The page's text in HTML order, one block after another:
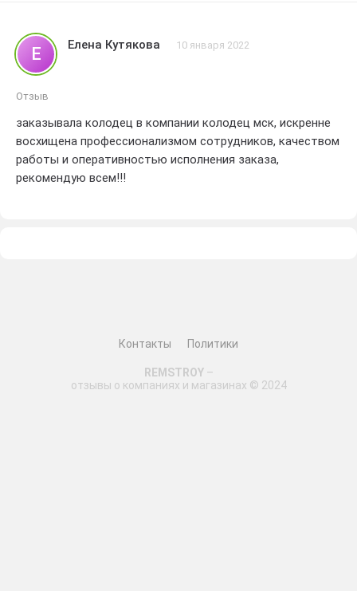
компанию своим друзьям и знакомым.Огромное спасибо
за отличную работу! Вас заслуженно оцениваю на 5
звезд.
Е Елена Кутякова 10 января 2022
Отзыв
заказывала колодец в компании колодец мск, искренне
восхищена профессионализмом сотрудников, качеством
работы и оперативностью исполнения заказа,
рекомендую всем!!!
Контакты Политики
REMSTROY–
отзывы о компаниях и магазинах © 2024